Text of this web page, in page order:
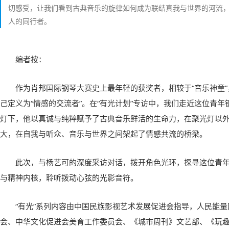
切感受，让我们看到古典音乐的旋律如何成为联结真我与世界的河流
人的同行者。
编者按：
作为肖邦国际钢琴大赛史上最年轻的获奖者，相较于“音乐神童
己定义为“情感的交流者”。在“有光计划”专访中，我们走近这位青
灯下，他以真诚与纯粹赋予了古典音乐鲜活的生命力，在聚光灯以
大，在自我与听众、音乐与世界之间架起了情感共流的桥梁。
此次，与杨艺可的深度采访对话，拨开角色光环，探寻这位青
与精神内核，聆听拨动心弦的光影音符。
“有光”系列内容由中国民族影视艺术发展促进会指导，人民能
会、中华文化促进会美育工作委员会、《城市周刊》文艺部、《玩